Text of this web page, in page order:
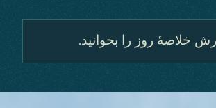
خلاصۀ روز را بخوانید.